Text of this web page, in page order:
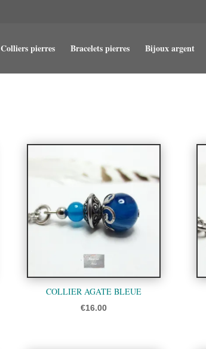
Colliers pierres Bracelets pierres Bijoux argent
COLLIER AGATE BLEUE
€16.00